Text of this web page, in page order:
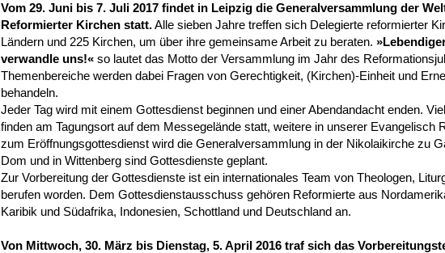
Vom 29. Juni bis 7. Juli 2017 findet in Leipzig die Generalversammlung der
Reformierter Kirchen statt.Alle sieben Jahre treffen sich Delegierte reformierter
Ländern und 225 Kirchen, um über ihre gemeinsame Arbeit zu beraten.
verwandle uns!« so lautet das Motto der Versammlung im Jahr des
Themenbereiche werden dabei Fragen von Gerechtigkeit, (Kirchen)-Einheit und
behandeln.
Jeder Tag wird mit einem Gottesdienst beginnen und einer Abendandacht enden.
finden am Tagungsort auf dem Messegelände statt, weitere in unserer Evangelisch
zum Eröffnungsgottesdienst wird die Generalversammlung in der Nikolaikirche zu
Dom und in Wittenberg sind Gottesdienste geplant.
Zur Vorbereitung der Gottesdienste ist ein internationales Team von Theologen,
berufen worden. Dem Gottesdienstausschuss gehören Reformierte aus
Karibik und Südafrika, Indonesien, Schottland und Deutschland an.
Von Mittwoch, 30. März bis Dienstag, 5. April 2016 traf sich das